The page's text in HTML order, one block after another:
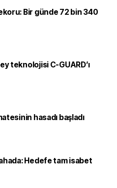
Bir günde 72 bin 340
teknolojisi C-GUARD’ı
hasadı başladı
Hedefe tam isabet